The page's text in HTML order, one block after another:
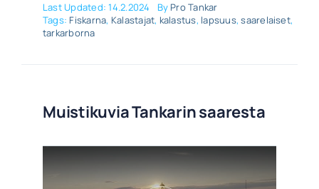
Last Updated: 14.2.2024 By Pro Tankar
Tags: Fiskarna, Kalastajat, kalastus, lapsuus,saarelaiset,
tarkarborna
Muistikuvia Tankarin saaresta